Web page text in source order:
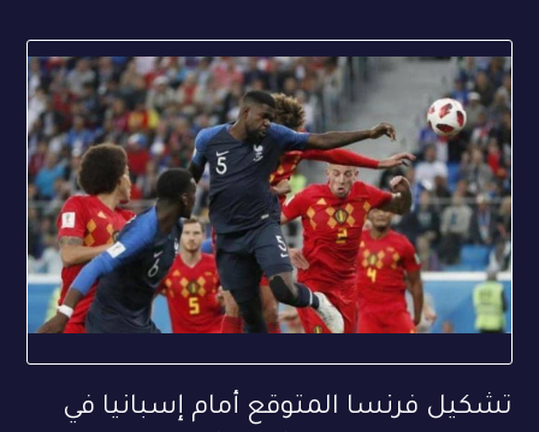
تشكيل فرنسا المتوقع أمام إسبانيا في